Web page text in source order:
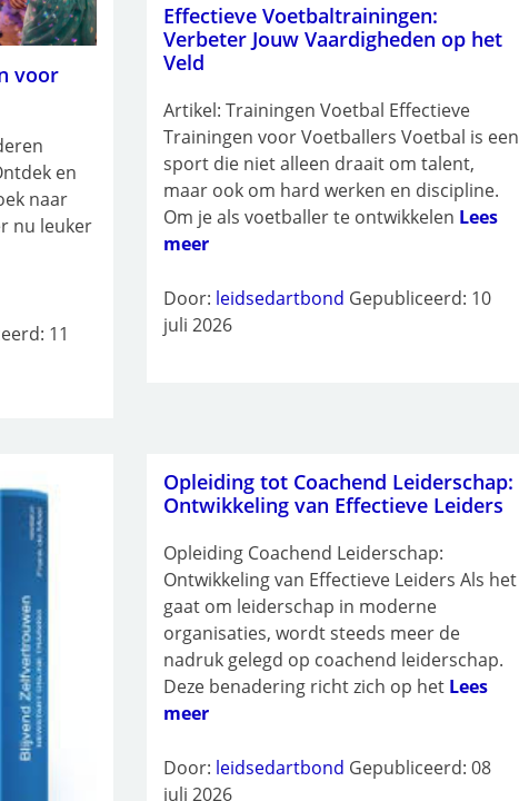
voor
en
naar
nu leuker
11
Effectieve Voetbaltrainingen:
Verbeter Jouw Vaardigheden op het
Veld
Artikel: Trainingen Voetbal Effectieve
Trainingen voor Voetballers Voetbal is een
sport die niet alleen draait om talent,
maar ook om hard werken en discipline.
Om je als voetballer te ontwikkelen Lees
meer
Door: leidsedartbond Gepubliceerd: 10
juli 2026
Opleiding tot Coachend Leiderschap:
Ontwikkeling van Effectieve Leiders
Opleiding Coachend Leiderschap:
Ontwikkeling van Effectieve Leiders Als het
gaat om leiderschap in moderne
organisaties, wordt steeds meer de
nadruk gelegd op coachend leiderschap.
Deze benadering richt zich op het Lees
meer
Door: leidsedartbond Gepubliceerd: 08
juli 2026